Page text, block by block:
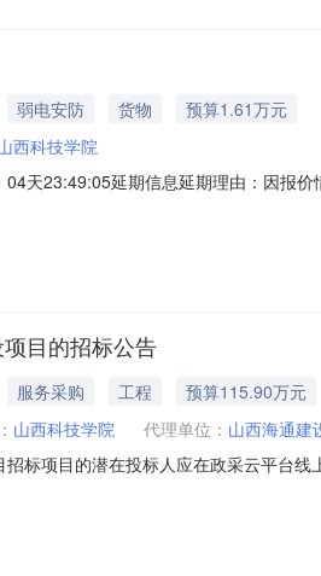
弱电安防 货物
预算1.61万元
西科技学院
天23:49:05延期信息延期理由：因报
手机中标后在我参与的项目中查看采购
目的招标公告
服务采购 工程 预算115.90万元
山西科技学院 代理单位： 山西海通建
标项目的潜在投标人应在政采云平台
格描述或项目基本概况介绍、用途：